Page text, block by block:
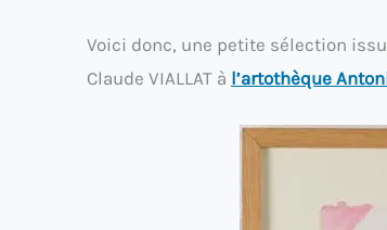
Voici donc, une petite sélection
Claude VIALLAT à l’artothèque